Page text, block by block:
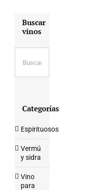
Buscar
vinos
Categorías
Espirituosos
Vermú
y sidra
Vino
para